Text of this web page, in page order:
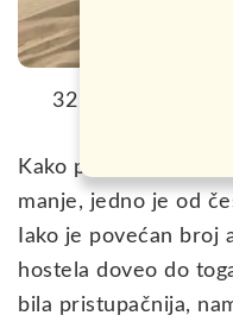
32 načina kako
Kako putovati
manje, jedno je od
Iako je povećan broj
hostela doveo do
bila pristupačnija,